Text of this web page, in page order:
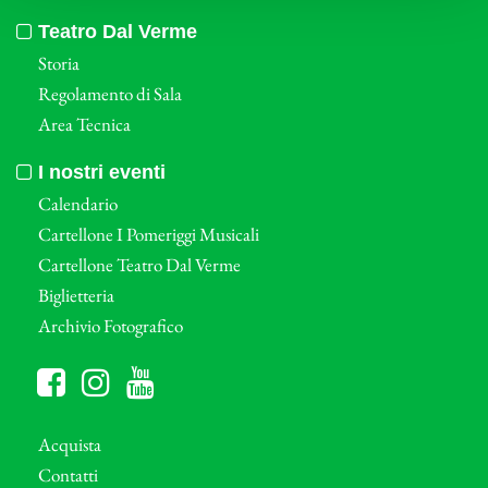
Teatro Dal Verme
Storia
Regolamento di Sala
Area Tecnica
I nostri eventi
Calendario
Cartellone I Pomeriggi Musicali
Cartellone Teatro Dal Verme
Biglietteria
Archivio Fotografico
Acquista
Contatti